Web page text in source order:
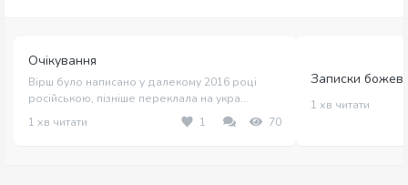
Очікування
Вірш було написано у далекому 2016 році
російською, пізніше переклала на укра...
1 хв читати
1 70
Записки
1 хв читати